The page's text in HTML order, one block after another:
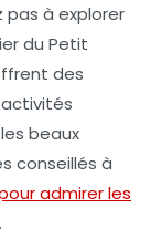
pas à explorer
du Petit
des
beaux
conseillés à
admirer les
.